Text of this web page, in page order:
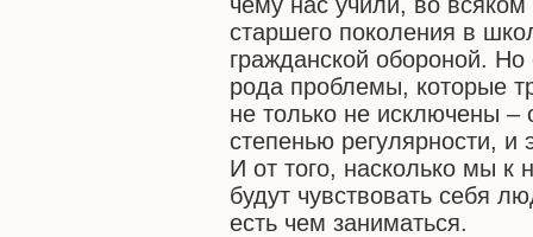
старшего поколения в
гражданской обороной.
рода проблемы, которые
не только не исключены –
степенью регулярности, и
И от того, насколько мы к
будут чувствовать себя
есть чем заниматься.